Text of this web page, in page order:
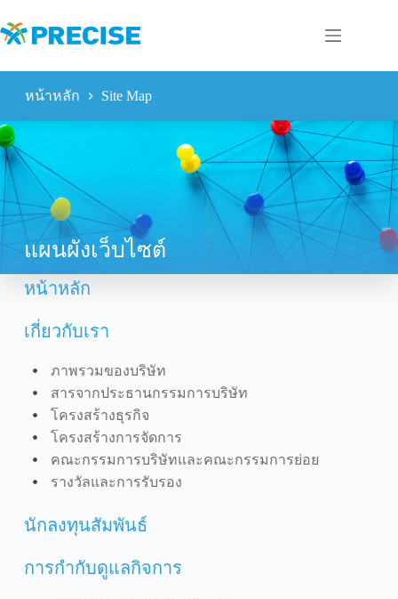
to
content
หน้าหลัก Site Map
แผนผังเว็บไซต์
หน้าหลัก
เกี่ยวกับเรา
ภาพรวมของบริษัท
สารจากประธานกรรมการบริษัท
โครงสร้างธุรกิจ
โครงสร้างการจัดการ
คณะกรรมการบริษัทและคณะกรรมการย่อย
รางวัลและการรับรอง
นักลงทุนสัมพันธ์
การกำกับดูแลกิจการ